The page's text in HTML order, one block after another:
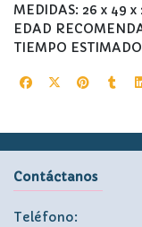
MEDIDAS: 26 x 49 x
EDAD
TIEMPO
Contáctanos
Teléfono: